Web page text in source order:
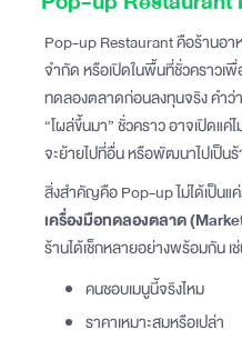
Pop-up Restaurant คือร้านอา
จำกัด หรือเปิดในพื้นที่ชั่วคราวเ
ทดลองตลาดก่อนลงทุนจริง คำว่า
“โผล่ขึ้นมา” ชั่วคราว อาจเปิดแ
จะย้ายไปที่อื่น หรือพัฒนาไปเป็น
สิ่งสำคัญคือ Pop-up ไม่ได้เป็นแ
เครื่องมือทดลองตลาด
ร้านได้เช็กหลายอย่างพร้อมกัน เ
คนชอบเมนูนี้จริงไหม
ราคาเหมาะสมหรือเปล่า